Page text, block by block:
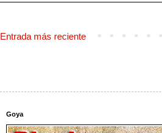
Entrada más reciente
Goya